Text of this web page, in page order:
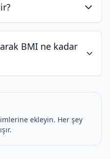
BMI ne kadar
ekleyin. Her şey